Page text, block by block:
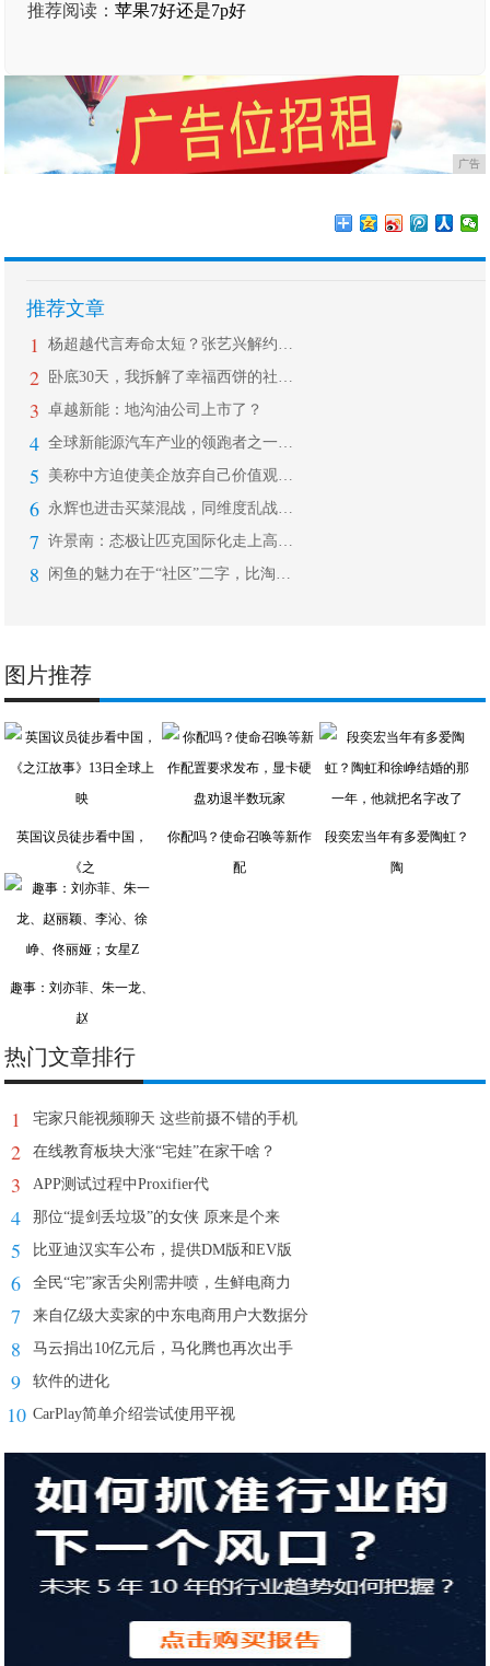
推荐阅读：苹果7好还是7p好
广告
推荐文章
1 杨超越代言寿命太短？张艺兴解约杨天真
2 卧底30天，我拆解了幸福西饼的社群玩
3 卓越新能：地沟油公司上市了？
4 全球新能源汽车产业的领跑者之一 （0
5 美称中方迫使美企放弃自己价值观 耿爽
6 永辉也进击买菜混战，同维度乱战下，谁
7 许景南：态极让匹克国际化走上高速通道
8 闲鱼的魅力在于“社区”二字，比淘宝更
图片推荐
英国议员徒步看中国，
《之
你配吗？使命召唤等新作
配
段奕宏当年有多爱陶虹？
陶
趣事：刘亦菲、朱一龙、
赵
热门文章排行
1 宅家只能视频聊天 这些前摄不错的手机
2 在线教育板块大涨“宅娃”在家干啥？
3 APP测试过程中Proxifier代
4 那位“提剑丢垃圾”的女侠 原来是个来
5 比亚迪汉实车公布，提供DM版和EV版
6 全民“宅”家舌尖刚需井喷，生鲜电商力
7 来自亿级大卖家的中东电商用户大数据分
8 马云捐出10亿元后，马化腾也再次出手
9 软件的进化
10 CarPlay简单介绍尝试使用平视